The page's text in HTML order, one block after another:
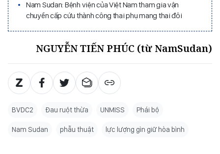
Nam Sudan: Bệnh viện của Việt Nam tham gia vận
chuyển cấp cứu thành công thai phụ mang thai đôi
NGUYỄN TIẾN PHÚC (từ NamSudan)
BVDC2 Đau ruột thừa UNMISS Phái bộ
Nam Sudan phẫu thuật lực lượng gìn giữ hòa bình